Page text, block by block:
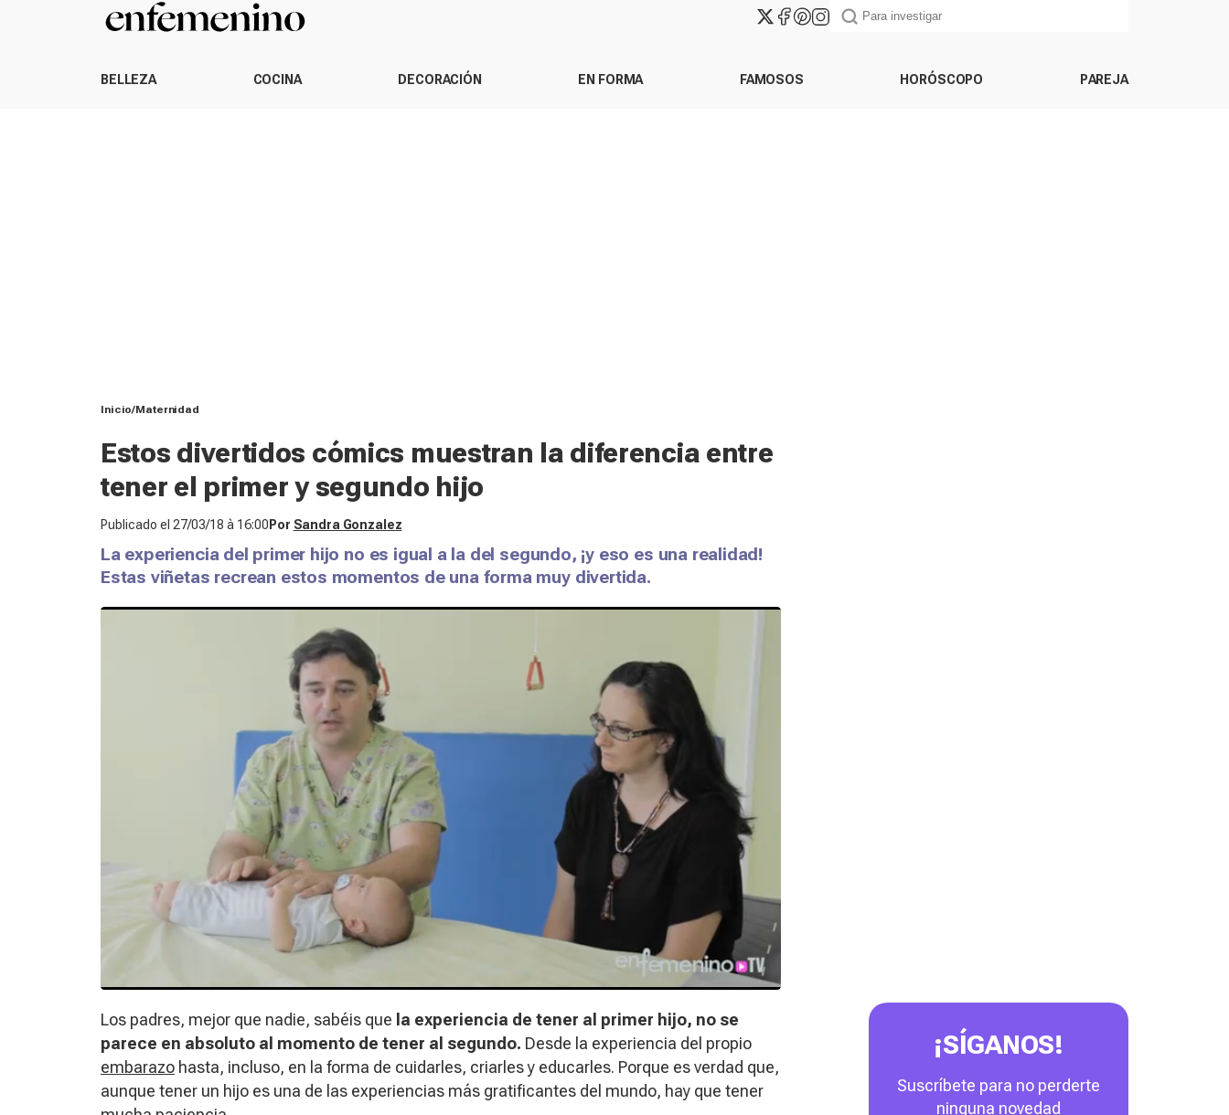
BELLEZA COCINA DECORACIÓN EN FORMA FAMOSOS HORÓSCOPO PAREJA
Inicio Maternidad
Estos divertidos cómics muestran la diferencia entre
tener el primer y segundo hijo
Publicado el 27/03/18 à 16:00 Por Sandra Gonzalez
La experiencia del primer hijo no es igual a la del segundo, ¡y eso es una realidad!
Estas viñetas recrean estos momentos de una forma muy divertida.
Los padres, mejor que nadie, sabéis que la experiencia de tener al primer hijo, no se
parece en absoluto al momento de tener al segundo. Desde la experiencia del propio
embarazo hasta, incluso, en la forma de cuidarles, criarles y educarles. Porque es verdad que,
aunque tener un hijo es una de las experiencias más gratificantes del mundo, hay que tener
¡SÍGANOS!
Suscríbete para no perderte
ninguna novedad